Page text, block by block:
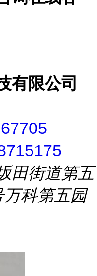
有限公司
田街道第五
科第五园